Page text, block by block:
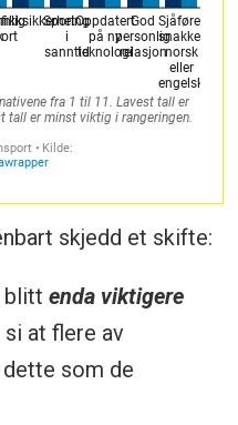
2,15 mrd.
er
ærlige svar på
i mars og
supplert med
enkelte av
skjedd et skifte:
blitt enda viktigere
at flere av
som de